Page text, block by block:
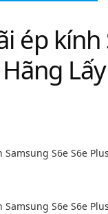
ép kính